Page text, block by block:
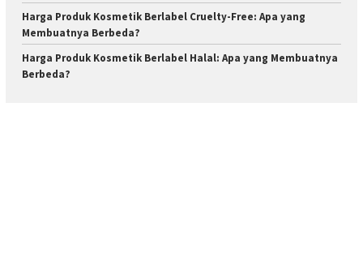
Harga Produk Kosmetik Berlabel Cruelty-Free: Apa yang
Membuatnya Berbeda?
Harga Produk Kosmetik Berlabel Halal: Apa yang Membuatnya
Berbeda?